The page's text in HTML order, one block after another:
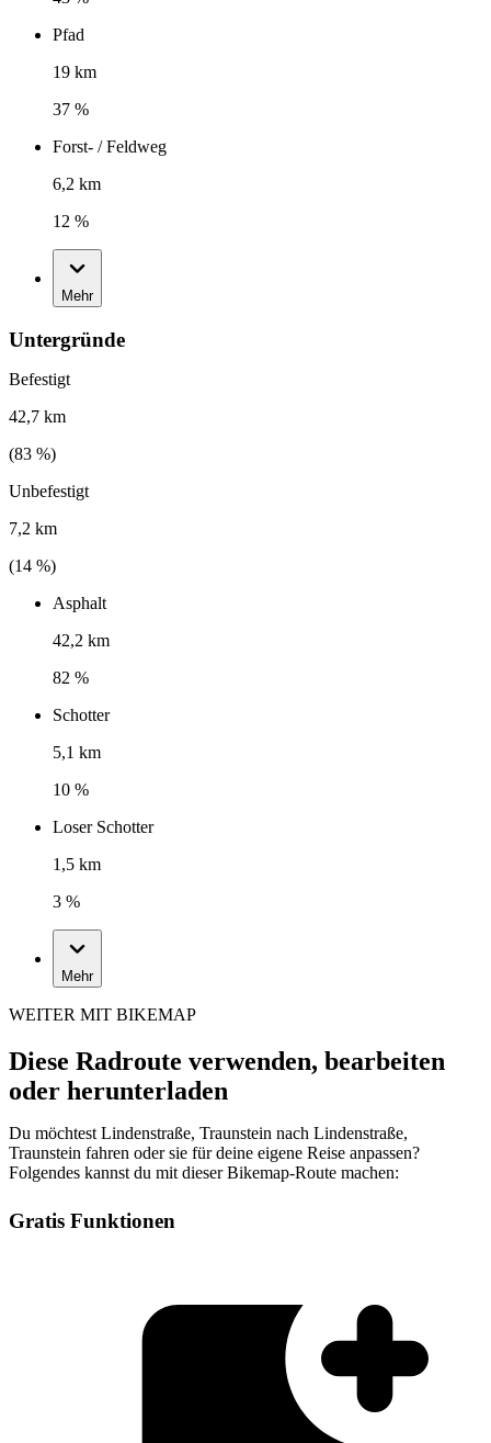
Pfad
19 km
37 %
Forst- / Feldweg
6,2 km
12 %
Mehr
Untergründe
Befestigt
42,7 km
(83 %)
Unbefestigt
7,2 km
(14 %)
Asphalt
42,2 km
82 %
Schotter
5,1 km
10 %
Loser Schotter
1,5 km
3 %
Mehr
WEITER MIT BIKEMAP
Diese Radroute verwenden, bearbeiten
oder herunterladen
Du möchtest Lindenstraße, Traunstein nach Lindenstraße,
Traunstein fahren oder sie für deine eigene Reise anpassen?
Folgendes kannst du mit dieser Bikemap-Route machen:
Gratis Funktionen